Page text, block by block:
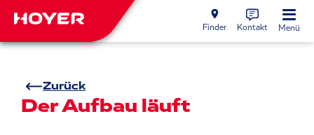
Finder Kontakt Menü
Zurück
Der Aufbau läuft